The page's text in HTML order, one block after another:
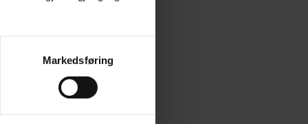
Markedsføring
i tillegg. NTG